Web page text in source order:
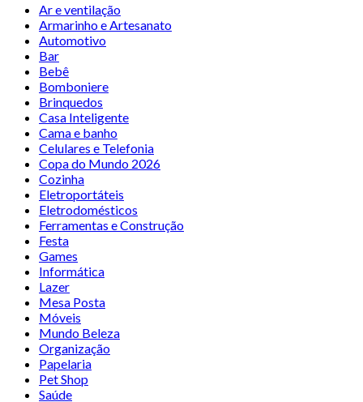
Ar e ventilação
Armarinho e Artesanato
Automotivo
Bar
Bebê
Bomboniere
Brinquedos
Casa Inteligente
Cama e banho
Celulares e Telefonia
Copa do Mundo 2026
Cozinha
Eletroportáteis
Eletrodomésticos
Ferramentas e Construção
Festa
Games
Informática
Lazer
Mesa Posta
Móveis
Mundo Beleza
Organização
Papelaria
Pet Shop
Saúde